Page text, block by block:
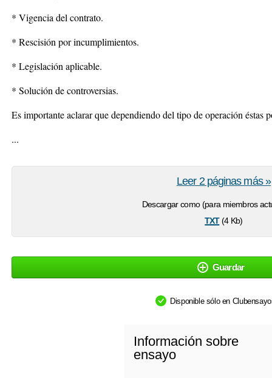
* Vigencia del contrato.
* Rescisión por incumplimientos.
* Legislación aplicable.
* Solución de controversias.
Es importante aclarar que dependiendo del tipo de operación éstas
...
Descargar como (para miembros
txt(4 Kb)
Leer 2 páginas más »
Guardar
Disponible sólo en
Información sobre
ensayo